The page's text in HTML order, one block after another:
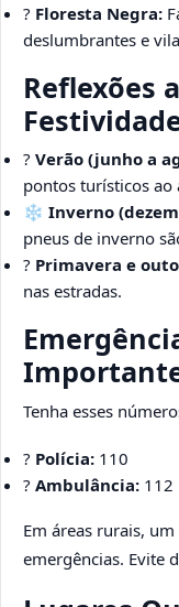
? Floresta Negra:
deslumbrantes e
Reflexões
? Verão (junho a
pontos turísticos ao
❄️ Inverno
pneus de inverno
? Primavera e
nas estradas.
Tenha esses
? Polícia: 110
? Ambulância: 112
Em áreas rurais,
emergências. Evite